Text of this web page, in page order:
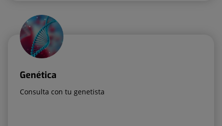
Genética
Consulta con tu genetista